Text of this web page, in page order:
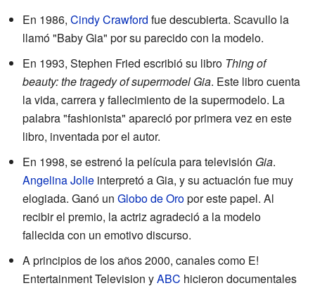
En 1986, Cindy Crawford fue descubierta. Scavullo la
llamó "Baby Gia" por su parecido con la modelo.
En 1993, Stephen Fried escribió su libro Thing of
beauty: the tragedy of supermodel Gia. Este libro cuenta
la vida, carrera y fallecimiento de la supermodelo. La
palabra "fashionista" apareció por primera vez en este
libro, inventada por el autor.
En 1998, se estrenó la película para televisión Gia.
Angelina Jolie interpretó a Gia, y su actuación fue muy
elogiada. Ganó un Globo de Oropor este papel. Al
recibir el premio, la actriz agradeció a la modelo
fallecida con un emotivo discurso.
A principios de los años 2000, canales como E!
Entertainment Television yABC hicieron documentales